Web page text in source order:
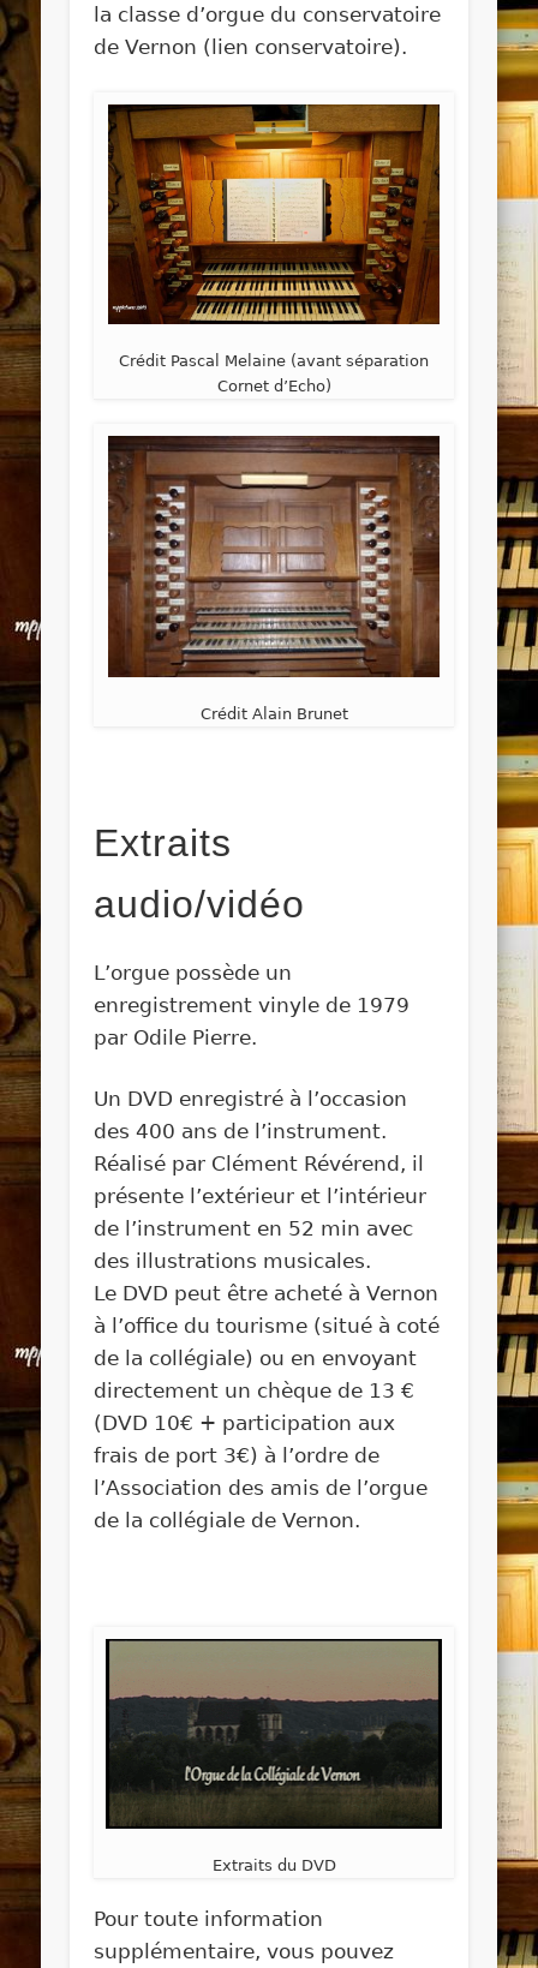
la classe d’orgue du conservatoire
de Vernon (lien conservatoire).
Crédit Pascal Melaine (avant séparation
Cornet d’Echo)
Crédit Alain Brunet
Extraits
audio/vidéo
L’orgue possède un
enregistrement vinyle de 1979
par Odile Pierre.
Un DVD enregistré à l’occasion
des 400 ans de l’instrument.
Réalisé par Clément Révérend, il
présente l’extérieur et l’intérieur
de l’instrument en 52 min avec
des illustrations musicales.
Le DVD peut être acheté à Vernon
à l’office du tourisme (situé à coté
de la collégiale) ou en envoyant
directement un chèque de 13 €
(DVD 10€ + participation aux
frais de port 3€) à l’ordre de
l’Association des amis de l’orgue
de la collégiale de Vernon.
Extraits du DVD
Pour toute information
supplémentaire, vous pouvez